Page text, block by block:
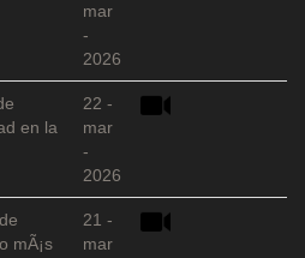
mar
-
2026
en la
22 -
mar
-
2026
mÃ¡s
21 -
mar